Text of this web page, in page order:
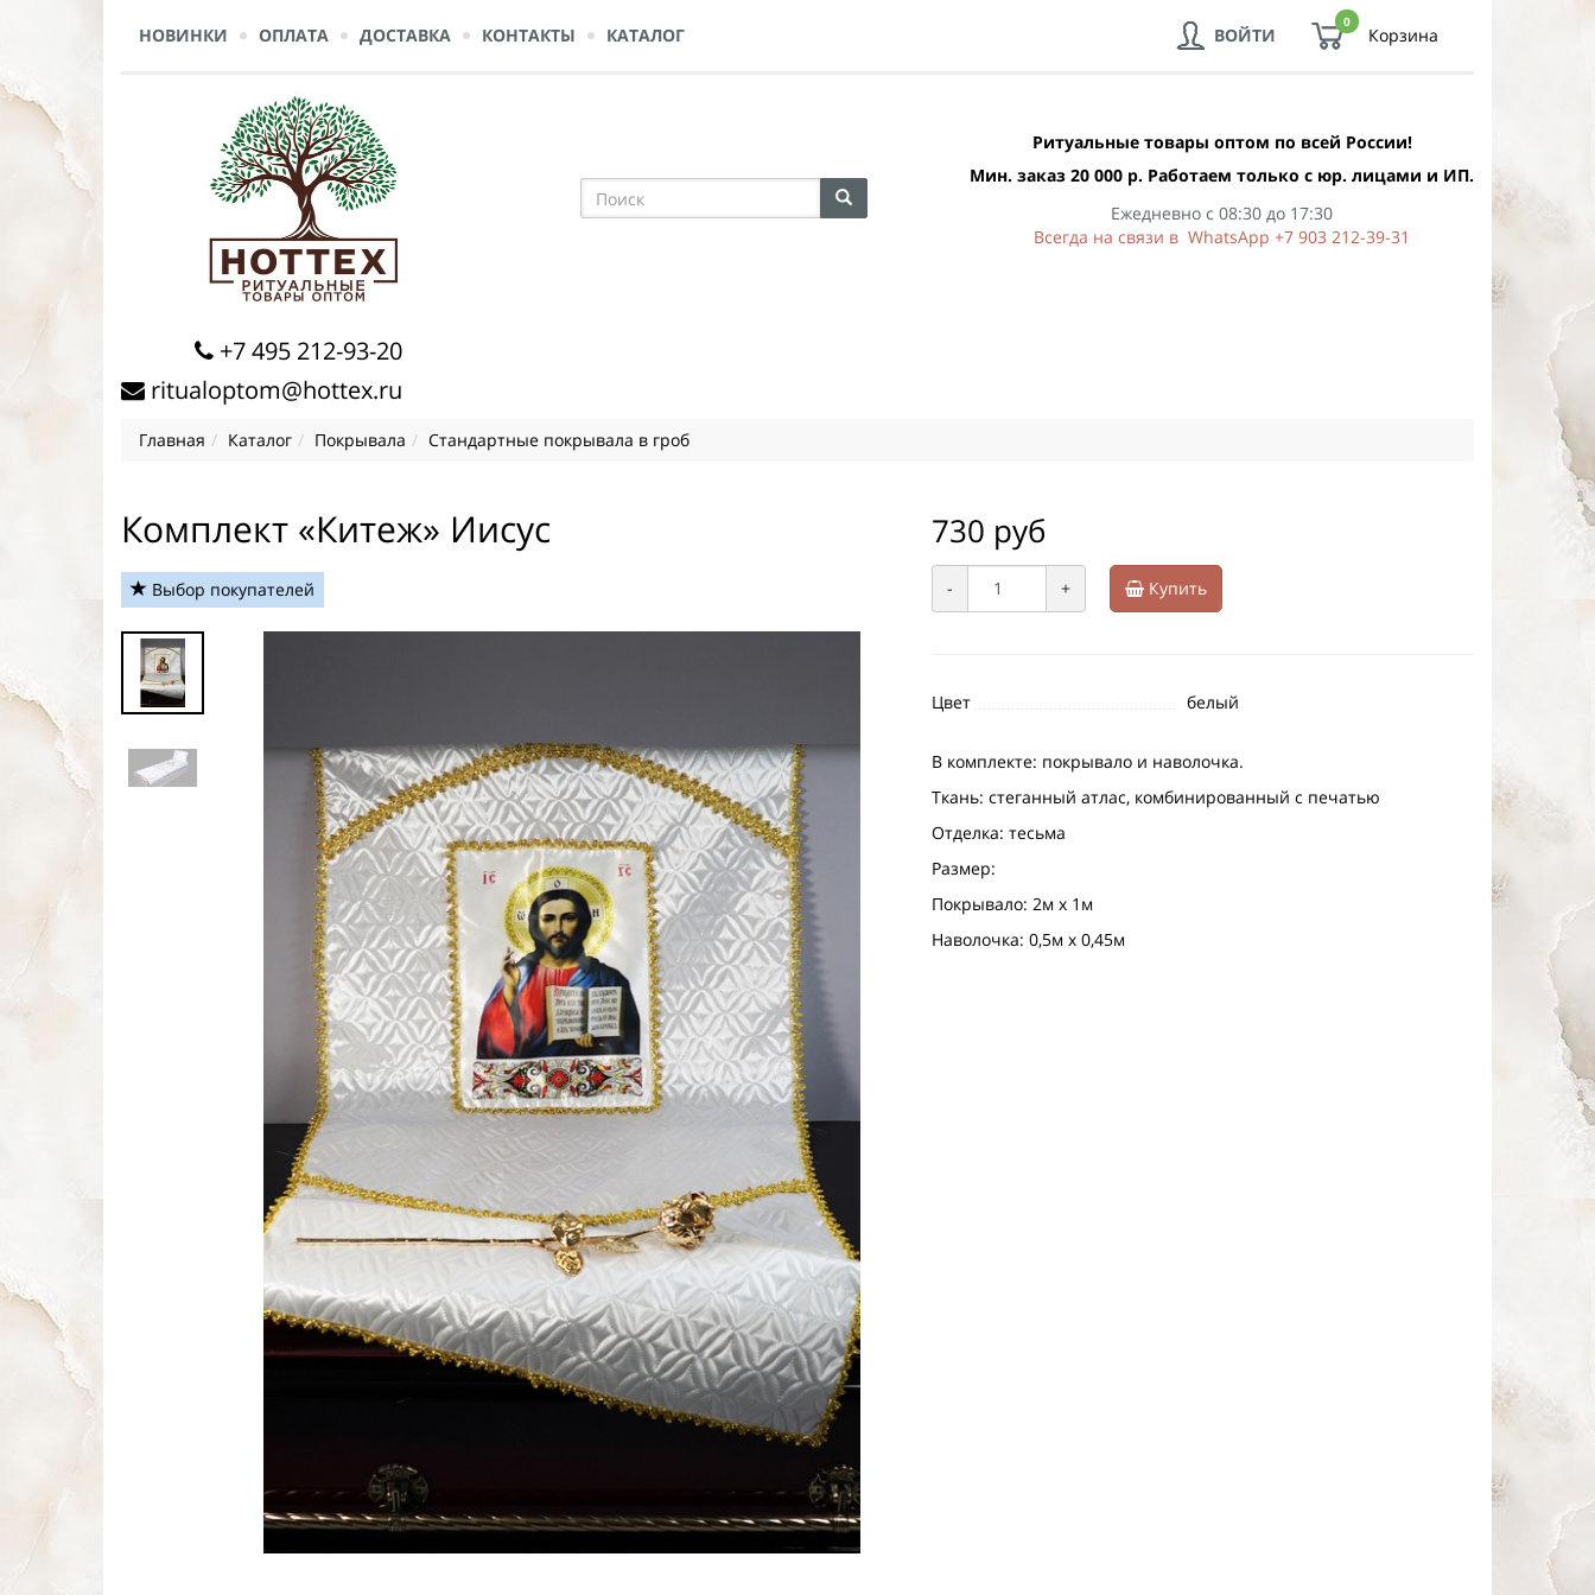
НОВИНКИ ОПЛАТА ДОСТАВКА КОНТАКТЫ КАТАЛОГ
0
Корзина
ВОЙТИ
Ритуальные товары оптом по всей России!
Мин. заказ 20 000 р. Работаем только с юр. лицами и ИП.
Ежедневно с 08:30 до 17:30
Всегда на связи в WhatsApp +7 903 212-39-31
+7 495 212-93-20
ritualoptom@hottex.ru
Главная Каталог Покрывала Стандартные покрывала в гроб
Комплект «Китеж» Иисус
Выбор покупателей
730 руб
- + Купить
Цвет белый
В комплекте: покрывало и наволочка.
Ткань: стеганный атлас, комбинированный с печатью
Отделка: тесьма
Размер:
Покрывало: 2м х 1м
Наволочка: 0,5м х 0,45м